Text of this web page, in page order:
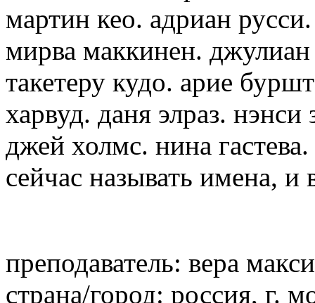
мартин кео. адриан
мирва маккинен.
такетеру кудо. арие
харвуд. даня элраз.
джей холмс. нина
сейчас называть имена,
преподаватель: вера
страна/город: россия, г.